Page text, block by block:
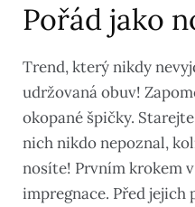
Pořád jako
Trend, který nikdy
udržovaná obuv!
okopané špičky.
nich nikdo nepoznal,
nosíte! Prvním krokem
impregnace. Před